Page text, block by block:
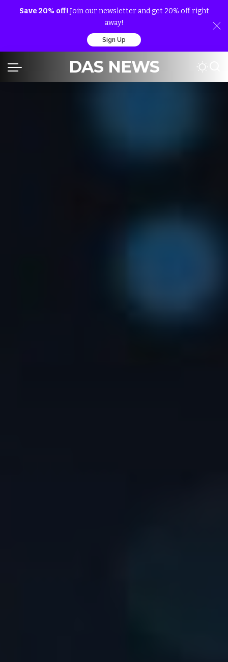
Save 20% off! Join our newsletter and get 20% off right
away!
Sign Up
DAS NEWS